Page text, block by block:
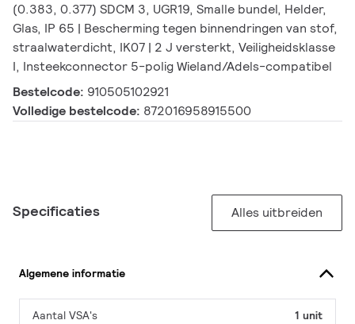
(0.383, 0.377) SDCM 3, UGR19, Smalle bundel, Helder,
Glas, IP 65 | Bescherming tegen binnendringen van stof,
straalwaterdicht, IK07 | 2 J versterkt, Veiligheidsklasse
I, Insteekconnector 5-polig Wieland/Adels-compatibel
Bestelcode: 910505102921
Volledige bestelcode: 872016958915500
Specificaties Alles uitbreiden
Algemene informatie
Aantal VSA's 1 unit